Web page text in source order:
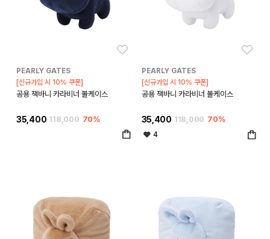
PEARLY GATES
[신규가입 시 10% 쿠폰]
공용 잭바니 카라비너 볼케이스
35,400 118,000 70%
PEARLY GATES
[신규가입 시 10% 쿠폰]
공용 잭바니 카라비너 볼케이스
35,400 118,000 70%
4